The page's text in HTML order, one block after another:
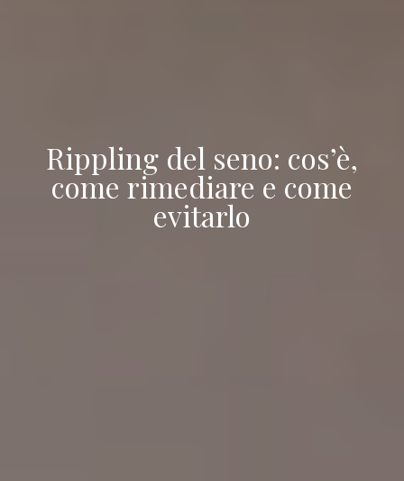
Rippling del seno: cos’è,
come rimediare e come
evitarlo